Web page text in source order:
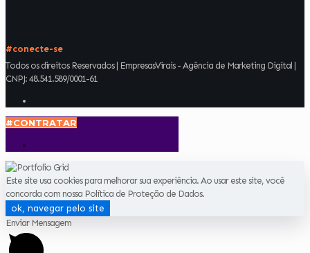
#conecte-se
Todos os direitos Reservados | EmpresasVirais - Agência de Marketing Digital |
CNPJ: 48.541.589/0001-61
#CONTRATAR
Este site usa cookies para melhorar sua experiência. Ao usar este site, você
concorda com nossa Política de Proteção de Dados.
ok, navegar pelo site
Enviar Mensagem